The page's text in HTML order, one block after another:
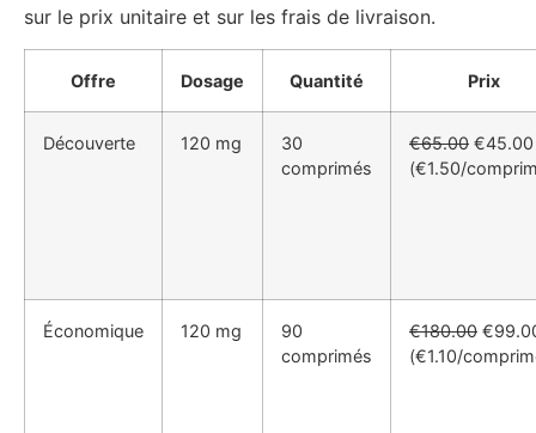
sur le prix unitaire et sur les frais de livraison.
Offre Dosage Quantité Prix
Découverte 120 mg
30
comprimés
€65.00 €45.00
(€1.50/
Économique 120 mg
90
comprimés
€180.00
(€1.10/